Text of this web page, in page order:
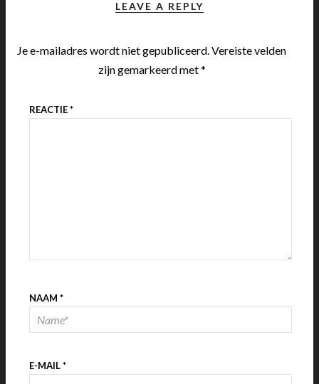
LEAVE A REPLY
Je e-mailadres wordt niet gepubliceerd.Vereiste velden
zijn gemarkeerd met*
REACTIE*
NAAM *
E-MAIL*